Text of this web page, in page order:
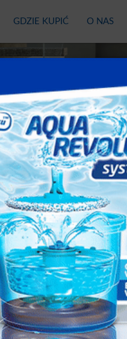
GDZIE KUPIĆ O NAS